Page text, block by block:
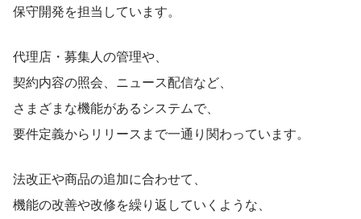
保守開発を担当しています。
代理店・募集人の管理や、
契約内容の照会、ニュース配信など、
さまざまな機能があるシステムで、
要件定義からリリースまで一通り関わっています。
法改正や商品の追加に合わせて、
機能の改善や改修を繰り返していくような、